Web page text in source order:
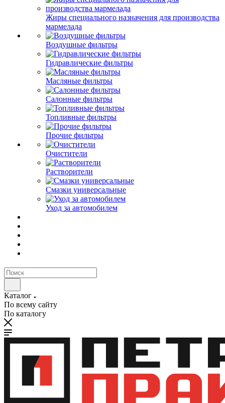
Жиры специального назначения для производства
мармелада
Воздушные фильтры
Гидравлические фильтры
Масляные фильтры
Салонные фильтры
Топливные фильтры
Прочие фильтры
Очистители
Растворители
Смазки универсальные
Уход за автомобилем
Каталог
По всему сайту
По каталогу